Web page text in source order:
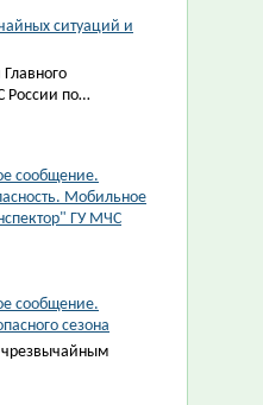
ситуаций и
России по…
сообщение.
Мобильное
ГУ МЧС
сообщение.
сезона
чрезвычайным